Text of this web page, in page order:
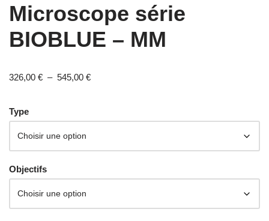
Microscope série
BIOBLUE – MM
326,00 € – 545,00 €
Type
Objectifs